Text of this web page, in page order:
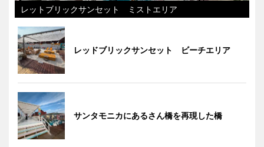
レットブリックサンセット ミストエリア
レッドブリックサンセット ビーチエリア
サンタモニカにあるさん橋を再現した橋